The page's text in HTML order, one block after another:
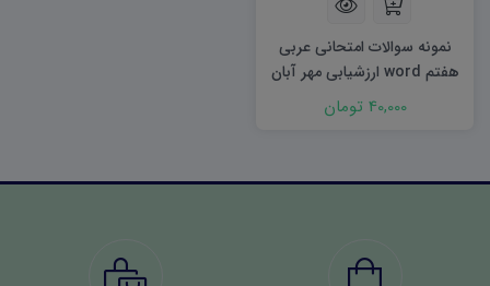
نمونه سوالات امتحانی عربی
هفتم word ارزشیابی مهر آبان
اسفند40,000 تومان